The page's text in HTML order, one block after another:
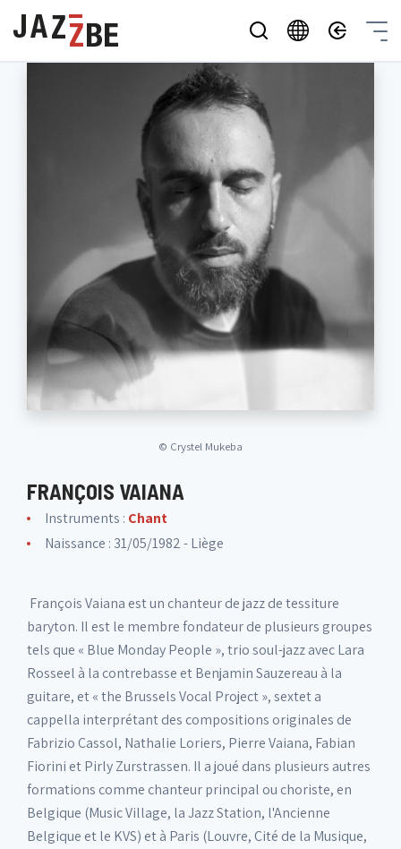
© Crystel Mukeba
FRANÇOIS VAIANA
Instruments : Chant
Naissance : 31/05/1982 - Liège
François Vaiana est un chanteur de jazz de tessiture
baryton. Il est le membre fondateur de plusieurs groupes
tels que « Blue Monday People », trio soul-jazz avec Lara
Rosseel à la contrebasse et Benjamin Sauzereau à la
guitare, et « the Brussels Vocal Project », sextet a
cappella interprétant des compositions originales de
Fabrizio Cassol, Nathalie Loriers, Pierre Vaiana, Fabian
Fiorini et Pirly Zurstrassen. Il a joué dans plusieurs autres
formations comme chanteur principal ou choriste, en
Belgique (Music Village, la Jazz Station, l'Ancienne
Belgique et le KVS) et à Paris (Louvre, Cité de la Musique,